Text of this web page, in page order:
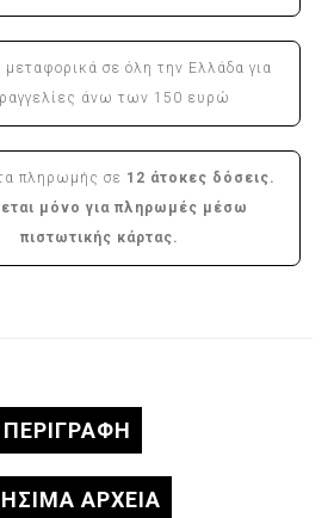
σε όλη την Ελλάδα για
άνω των 150 ευρώ
πληρωμής σε 12 άτοκες δόσεις.
μόνο για πληρωμές μέσω
πιστωτικής κάρτας.
ΠΕΡΙΓΡΑΦΉ
ΑΡΧΕΙΑ